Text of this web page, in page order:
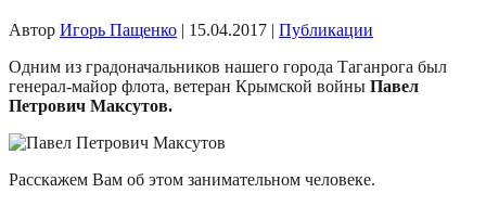
Автор Игорь Пащенко | 15.04.2017 | Публикации
Одним из градоначальников нашего города Таганрога был
генерал-майор флота, ветеран Крымской войны Павел
Петрович Максутов.
Расскажем Вам об этом занимательном человеке.